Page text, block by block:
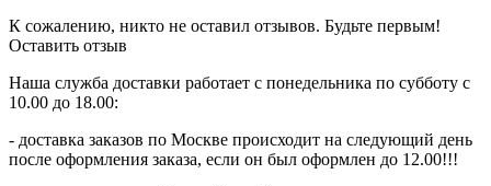
К сожалению, никто не оставил отзывов. Будьте первым!
Оставить отзыв
Наша служба доставки работает с понедельника по субботу с
10.00 до 18.00:
- доставка заказов по Москве происходит на следующий день
после оформления заказа, если он был оформлен до 12.00!!!